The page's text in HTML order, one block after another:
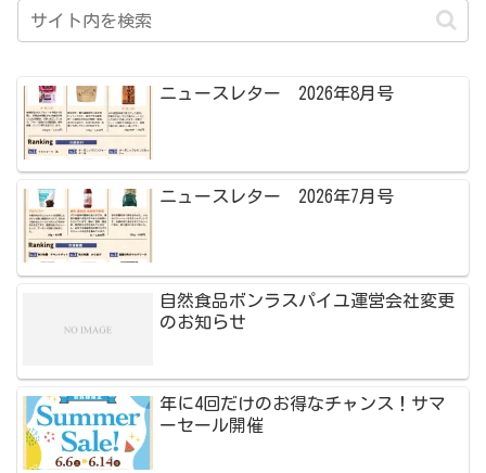
ニュースレター 2026年8月号
ニュースレター 2026年7月号
自然食品ボンラスパイユ運営会社変更
のお知らせ
年に4回だけのお得なチャンス！サマ
ーセール開催